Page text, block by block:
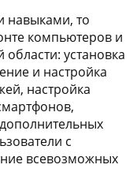
навыками, то
компьютеров и
области: установка
и настройка
настройка
с
всевозможных